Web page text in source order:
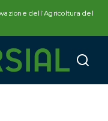
dell'Agricoltura del